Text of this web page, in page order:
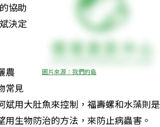
圖片來源：我們的島
協助
決定
農
常見
斌用大肚魚來控制，福壽螺和水藻則是
用生物防治的方法，來防止病蟲害。